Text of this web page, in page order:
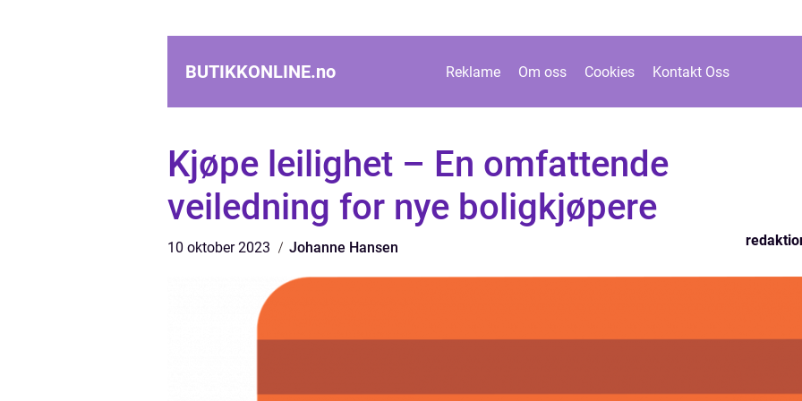
BUTIKKONLINE.no Reklame Om oss Cookies Kontakt Oss
Kjøpe leilighet – En omfattende
veiledning for nye boligkjøpere
10 oktober 2023 Johanne Hansen